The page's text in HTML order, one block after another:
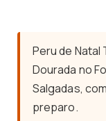
Peru de Natal
Dourada no
Salgadas,
preparo.